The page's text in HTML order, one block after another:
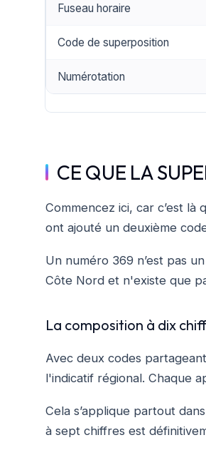
Fuseau horaire
Code de superposition
Numérotation
CE QUE LA
Commencez ici, car c’est
ont ajouté un deuxième
Un numéro 369 n’est pas
Côte Nord et n'existe que
La composition à dix
Avec deux codes
l'indicatif régional. Chaque
Cela s’applique partout
à sept chiffres est